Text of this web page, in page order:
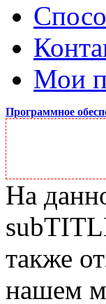
Мои
Программное
На
также
нашем